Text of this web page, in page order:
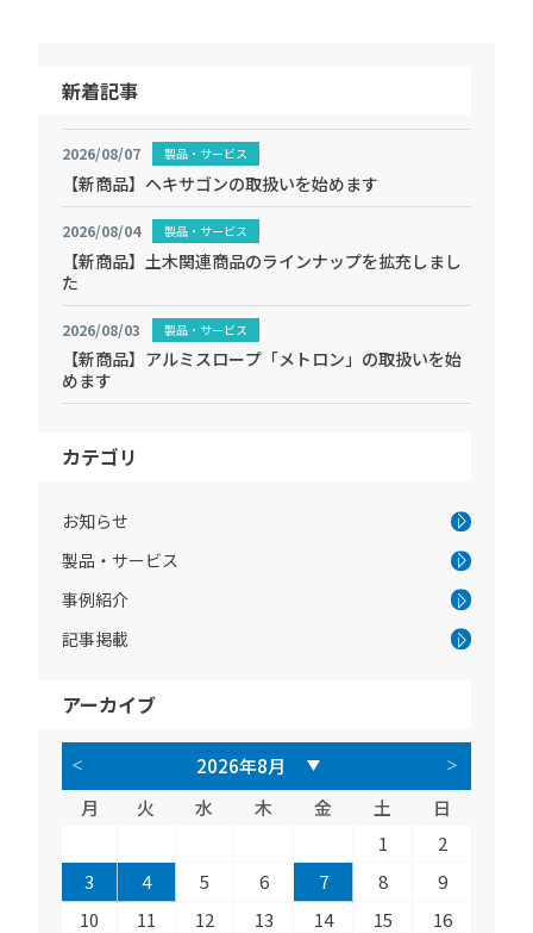
新着記事
2026/08/07 製品・サービス
【新商品】ヘキサゴンの取扱いを始めます
2026/08/04 製品・サービス
【新商品】土木関連商品のラインナップを拡充しまし
た
2026/08/03 製品・サービス
【新商品】アルミスロープ「メトロン」の取扱いを始
めます
カテゴリ
お知らせ
製品・サービス
事例紹介
記事掲載
アーカイブ
月 火 水 木 金 土
日
1
2
3
4 5 6 7 8
9
10
11 12 13 14 15
16